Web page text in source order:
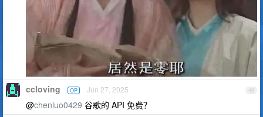
46
ccloving OP Jun 27, 2025
@chenluo0429 谷歌的 API 免费？